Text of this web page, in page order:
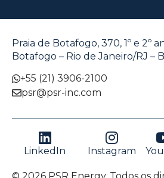
Praia de Botafogo, 370, 1º e 2º
Botafogo – Rio de Janeiro/RJ –
+55 (21) 3906-2100
psr@psr-inc.com
LinkedIn Instagram